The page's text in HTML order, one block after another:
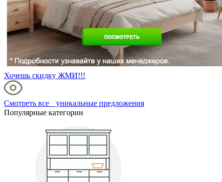
Хочешь скидку ЖМИ!!!
Смотреть все уникальные предложения
Популярные категории